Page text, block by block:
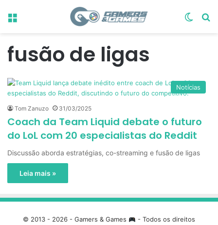
Menu
fusão de ligas
Notícias
Tom Zanuzo 31/03/2025
Coach da Team Liquid debate o futuro
do LoL com 20 especialistas do Reddit
Discussão aborda estratégias, co-streaming e fusão de ligas
Leia mais »
© 2013 - 2026 - Gamers & Games
- Todos os direitos